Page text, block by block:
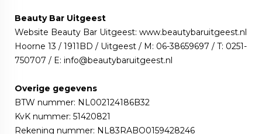
Beauty Bar Uitgeest
Website Beauty Bar Uitgeest: www.beautybaruitgeest.nl
Hoorne 13 / 1911BD / Uitgeest / M: 06-38659697 / T: 0251-
750707 / E: info@beautybaruitgeest.nl
Overige gegevens
BTW nummer: NL002124186B32
KvK nummer: 51420821
Rekening nummer: NL83RABO0159428246